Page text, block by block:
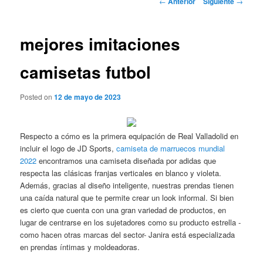
mejores imitaciones
camisetas futbol
Posted on12 de mayo de 2023
Respecto a cómo es la primera equipación de Real Valladolid en
incluir el logo de JD Sports,camiseta de marruecos mundial
2022 encontramos una camiseta diseñada por adidas que
respecta las clásicas franjas verticales en blanco y violeta.
Además, gracias al diseño inteligente, nuestras prendas tienen
una caída natural que te permite crear un look informal. Si bien
es cierto que cuenta con una gran variedad de productos, en
lugar de centrarse en los sujetadores como su producto estrella -
como hacen otras marcas del sector- Janira está especializada
en prendas íntimas y moldeadoras.